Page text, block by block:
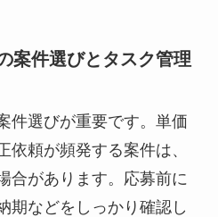
案件選びとタスク管理
件選びが重要です。単価
依頼が頻発する案件は、
合があります。応募前に
期などをしっかり確認し